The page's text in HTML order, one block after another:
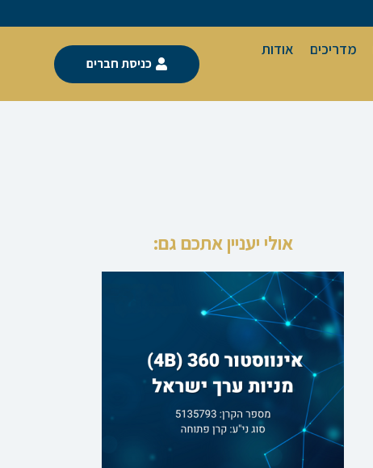
מדריכים
אודות
כניסת חברים
אולי יעניין אתכם גם: